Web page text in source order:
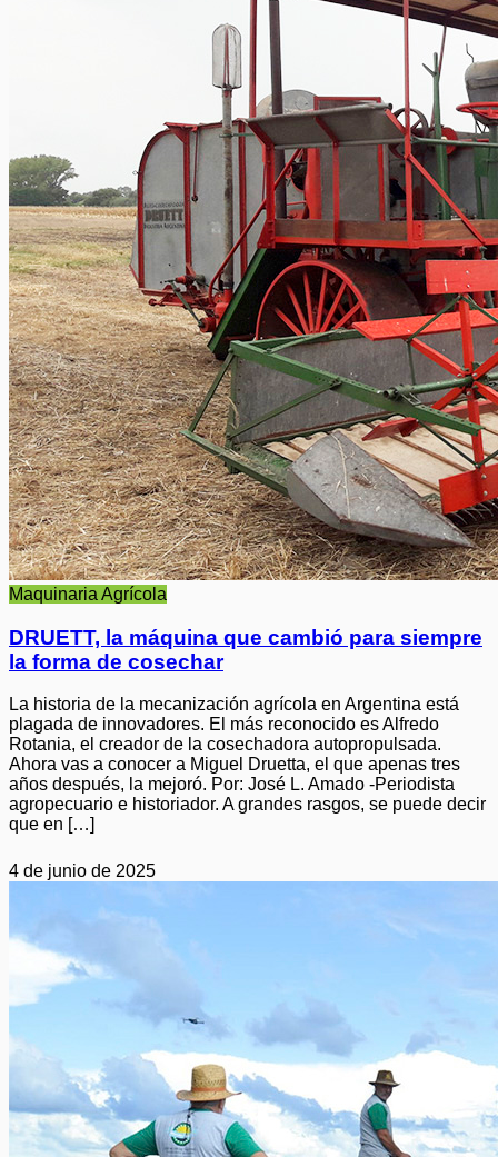
Maquinaria Agrícola
DRUETT, la máquina que cambió para siempre
la forma de cosechar
La historia de la mecanización agrícola en Argentina está
plagada de innovadores. El más reconocido es Alfredo
Rotania, el creador de la cosechadora autopropulsada.
Ahora vas a conocer a Miguel Druetta, el que apenas tres
años después, la mejoró. Por: José L. Amado -Periodista
agropecuario e historiador. A grandes rasgos, se puede decir
que en […]
4 de junio de 2025